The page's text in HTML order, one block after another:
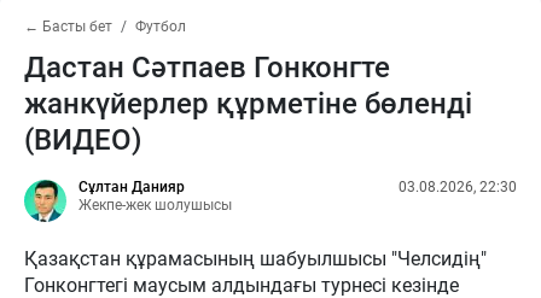
← Басты бет Футбол
Дастан Сәтпаев Гонконгте
жанкүйерлер құрметіне бөленді
(ВИДЕО)
Сұлтан Данияр
Жекпе-жек шолушысы
03.08.2026, 22:30
Қазақстан құрамасының шабуылшысы "Челсидің"
Гонконгтегі маусым алдындағы турнесі кезінде